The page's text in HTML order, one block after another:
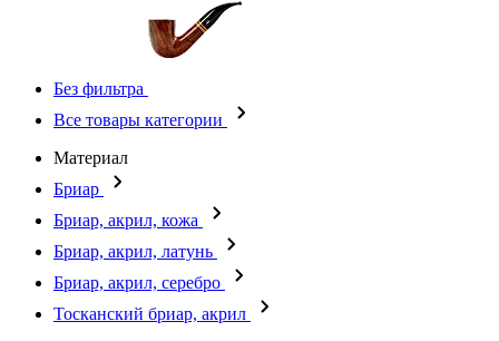
Без фильтра
Все товары категории
Материал
Бриар
Бриар, акрил, кожа
Бриар, акрил, латунь
Бриар, акрил, серебро
Тосканский бриар, акрил